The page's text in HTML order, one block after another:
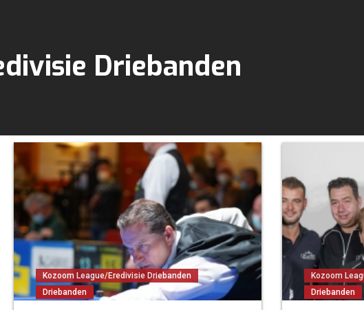
Driebanden
Kozoom League/Eredivisie Driebanden
Driebanden
Kozoom
Driebanden